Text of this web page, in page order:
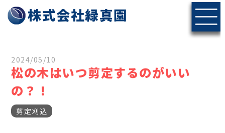
株式会社緑真園
2024/05/10
松の木はいつ剪定するのがいい
の？！
剪定刈込